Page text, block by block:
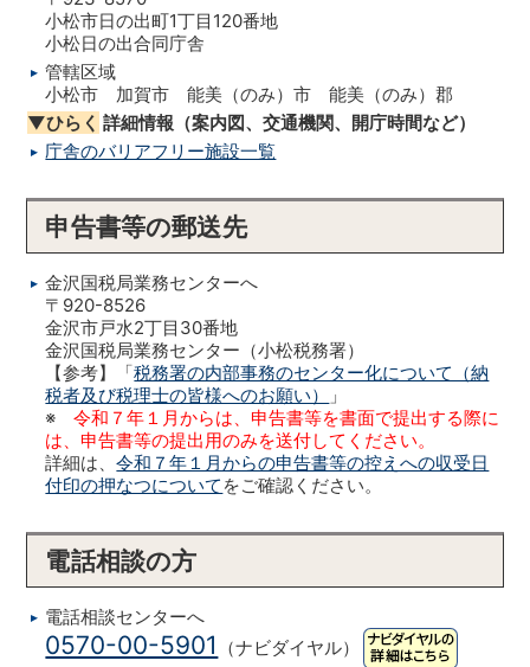
小松市日の出町1丁目120番地
小松日の出合同庁舎
管轄区域
小松市 加賀市 能美（のみ）市 能美（のみ）郡
▼ひらく 詳細情報（案内図、交通機関、開庁時間など）
庁舎のバリアフリー施設一覧
申告書等の郵送先
金沢国税局業務センターへ
〒920-8526
金沢市戸水2丁目30番地
金沢国税局業務センター（小松税務署）
【参考】「税務署の内部事務のセンター化について（納
税者及び税理士の皆様へのお願い）
」
※令和７年１月からは、申告書等を書面で提出する際に
は、申告書等の提出用のみを送付してください。
詳細は、令和７年１月からの申告書等の控えへの収受日
付印の押なつについて をご確認ください。
電話相談の方
電話相談センターへ
0570-00-5901 （ナビダイヤル）